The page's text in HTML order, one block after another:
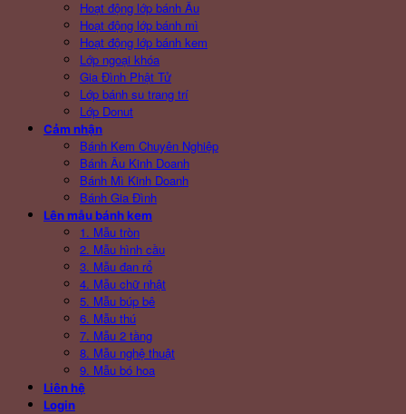
Hoạt động lớp bánh Âu
Hoạt động lớp bánh mì
Hoạt động lớp bánh kem
Lớp ngoại khóa
Gia Đình Phật Tử
Lớp bánh su trang trí
Lớp Donut
Cảm nhận
Bánh Kem Chuyên Nghiệp
Bánh Âu Kinh Doanh
Bánh Mì Kinh Doanh
Bánh Gia Đình
Lên mẫu bánh kem
1. Mẫu tròn
2. Mẫu hình cầu
3. Mẫu đan rổ
4. Mẫu chữ nhật
5. Mẫu búp bê
6. Mẫu thú
7. Mẫu 2 tầng
8. Mẫu nghệ thuật
9. Mẫu bó hoa
Liên hệ
Login